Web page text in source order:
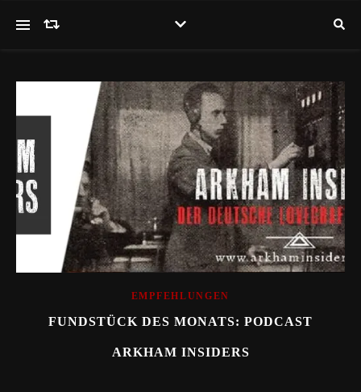
EMPFEHLUNGEN
FUNDSTÜCK DES MONATS: PODCAST
ARKHAM INSIDERS